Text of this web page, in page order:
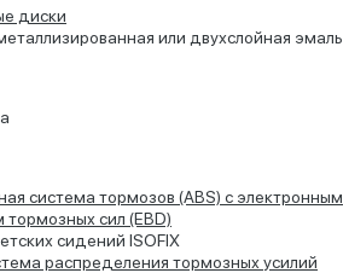
диски
или двухслойная эмаль
система тормозов (ABS) с электронным
сил (EBD)
сидений ISOFIX
распределения тормозных усилий